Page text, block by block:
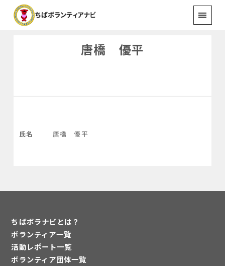
唐橋 優平
氏名 唐橋 優平
ちばボラナビとは？
ボランティア一覧
活動レポート一覧
ボランティア団体一覧